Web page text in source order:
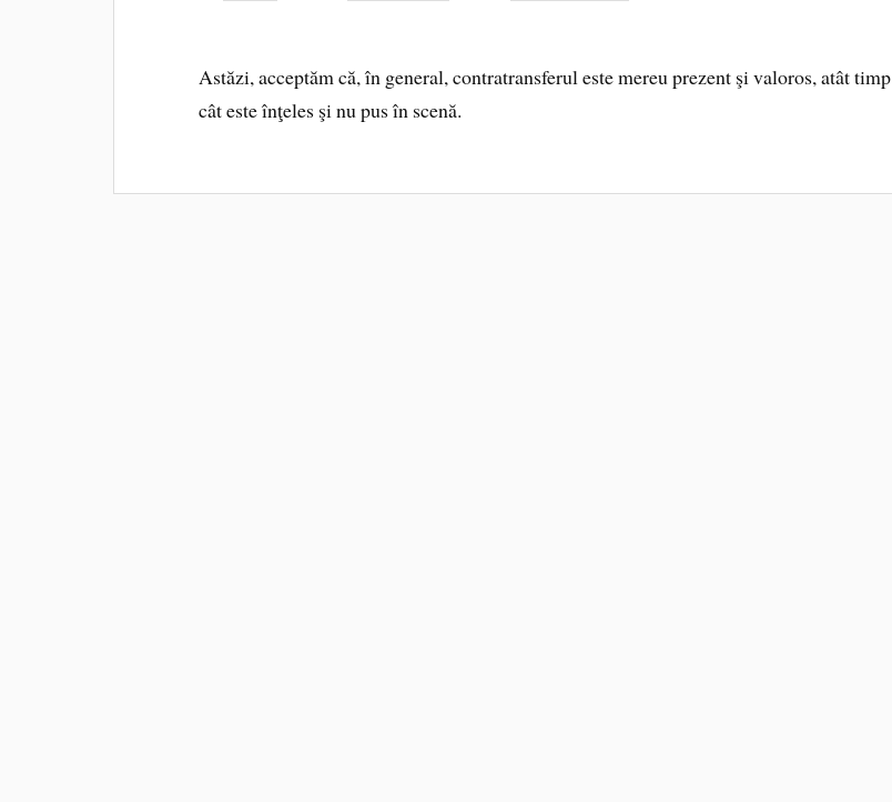
Astăzi, acceptăm că, în general, contratransferul este mereu prezent şi valoros, atât timp
cât este înţeles şi nu pus în scenă.